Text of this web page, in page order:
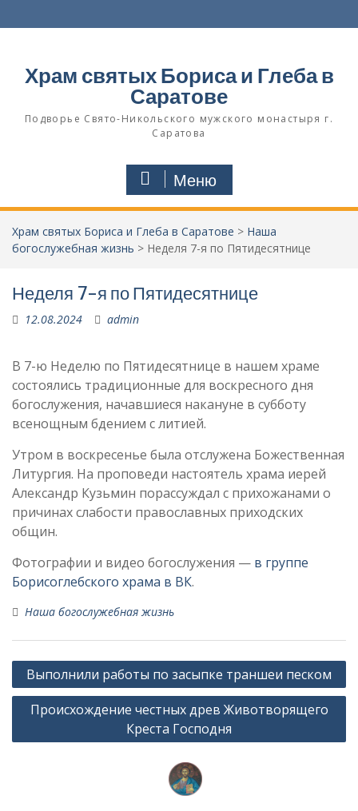
к
Храм святых Бориса и Глеба в
Саратове
Подворье Свято-Никольского мужского монастыря г.
Саратова
Меню
Храм святых Бориса и Глеба в Саратове > Наша
богослужебная жизнь > Неделя 7-я по Пятидесятнице
Неделя 7-я по Пятидесятнице
12.08.2024 admin
В 7-ю Неделю по Пятидесятнице в нашем храме
состоялись традиционные для воскресного дня
богослужения, начавшиеся накануне в субботу
всенощным бдением с литией.
Утром в воскресенье была отслужена Божественная
Литургия. На проповеди настоятель храма иерей
Александр Кузьмин порассуждал с прихожанами о
причинах слабости православных приходских
общин.
Фотографии и видео богослужения — в группе
Борисоглебского храма в ВК.
Наша богослужебная жизнь
Навигация
по
записям
Выполнили работы по засыпке траншеи песком
Происхождение честных древ Животворящего
Креста Господня